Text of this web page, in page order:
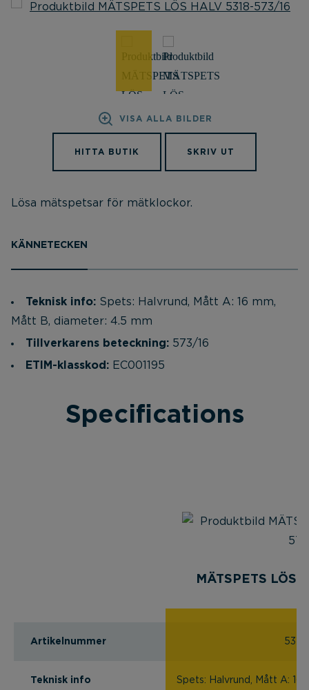
VISA ALLA BILDER
HITTA BUTIK SKRIV UT
Lösa mätspetsar för mätklockor.
KÄNNETECKEN
Teknisk info: Spets: Halvrund, Mått A: 16 mm,
Mått B, diameter: 4.5 mm
Tillverkarens beteckning: 573/16
ETIM-klasskod: EC001195
Specifications
Artikelnummer
Teknisk info
MÄTSPETS LÖS
Spets: Halvrund, Mått A: 16